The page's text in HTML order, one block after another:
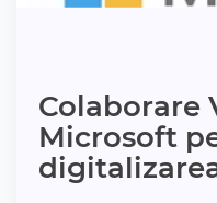
Colaborare
Microsoft